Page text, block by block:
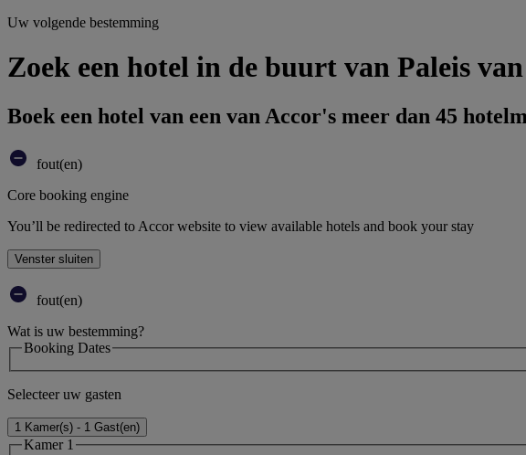
Uw volgende bestemming
Zoek een hotel in de buurt van Paleis
Boek een hotel van een van Accor's meer dan 45
fout(en)
Core booking engine
You’ll be redirected to Accor website to view available hotels and book your stay
Venster sluiten
fout(en)
Wat is uw bestemming?
Booking Dates
Selecteer uw gasten
1 Kamer(s) - 1 Gast(en)
Kamer 1